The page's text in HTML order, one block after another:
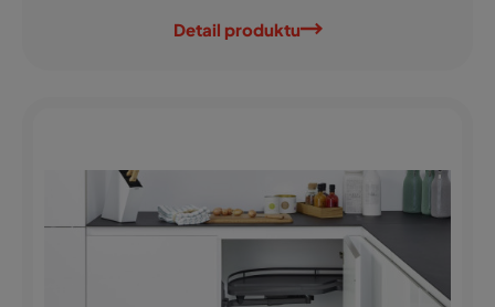
Detail produktu